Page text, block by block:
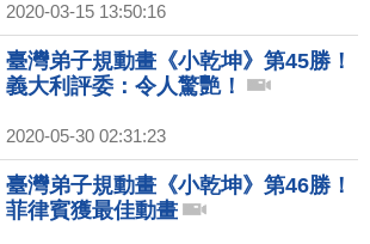
2020-03-15 13:50:16
臺灣弟子規動畫《小乾坤》第45勝！
義大利評委：令人驚艷！
2020-05-30 02:31:23
臺灣弟子規動畫《小乾坤》第46勝！
菲律賓獲最佳動畫